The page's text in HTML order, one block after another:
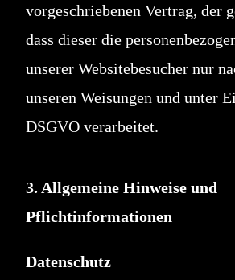
vorgeschriebenen Vertrag, der
dass dieser die
unserer Websitebesucher nur
unseren Weisungen und unter
DSGVO verarbeitet.
3. Allgemeine Hinweise und
Pflichtinformationen
Datenschutz